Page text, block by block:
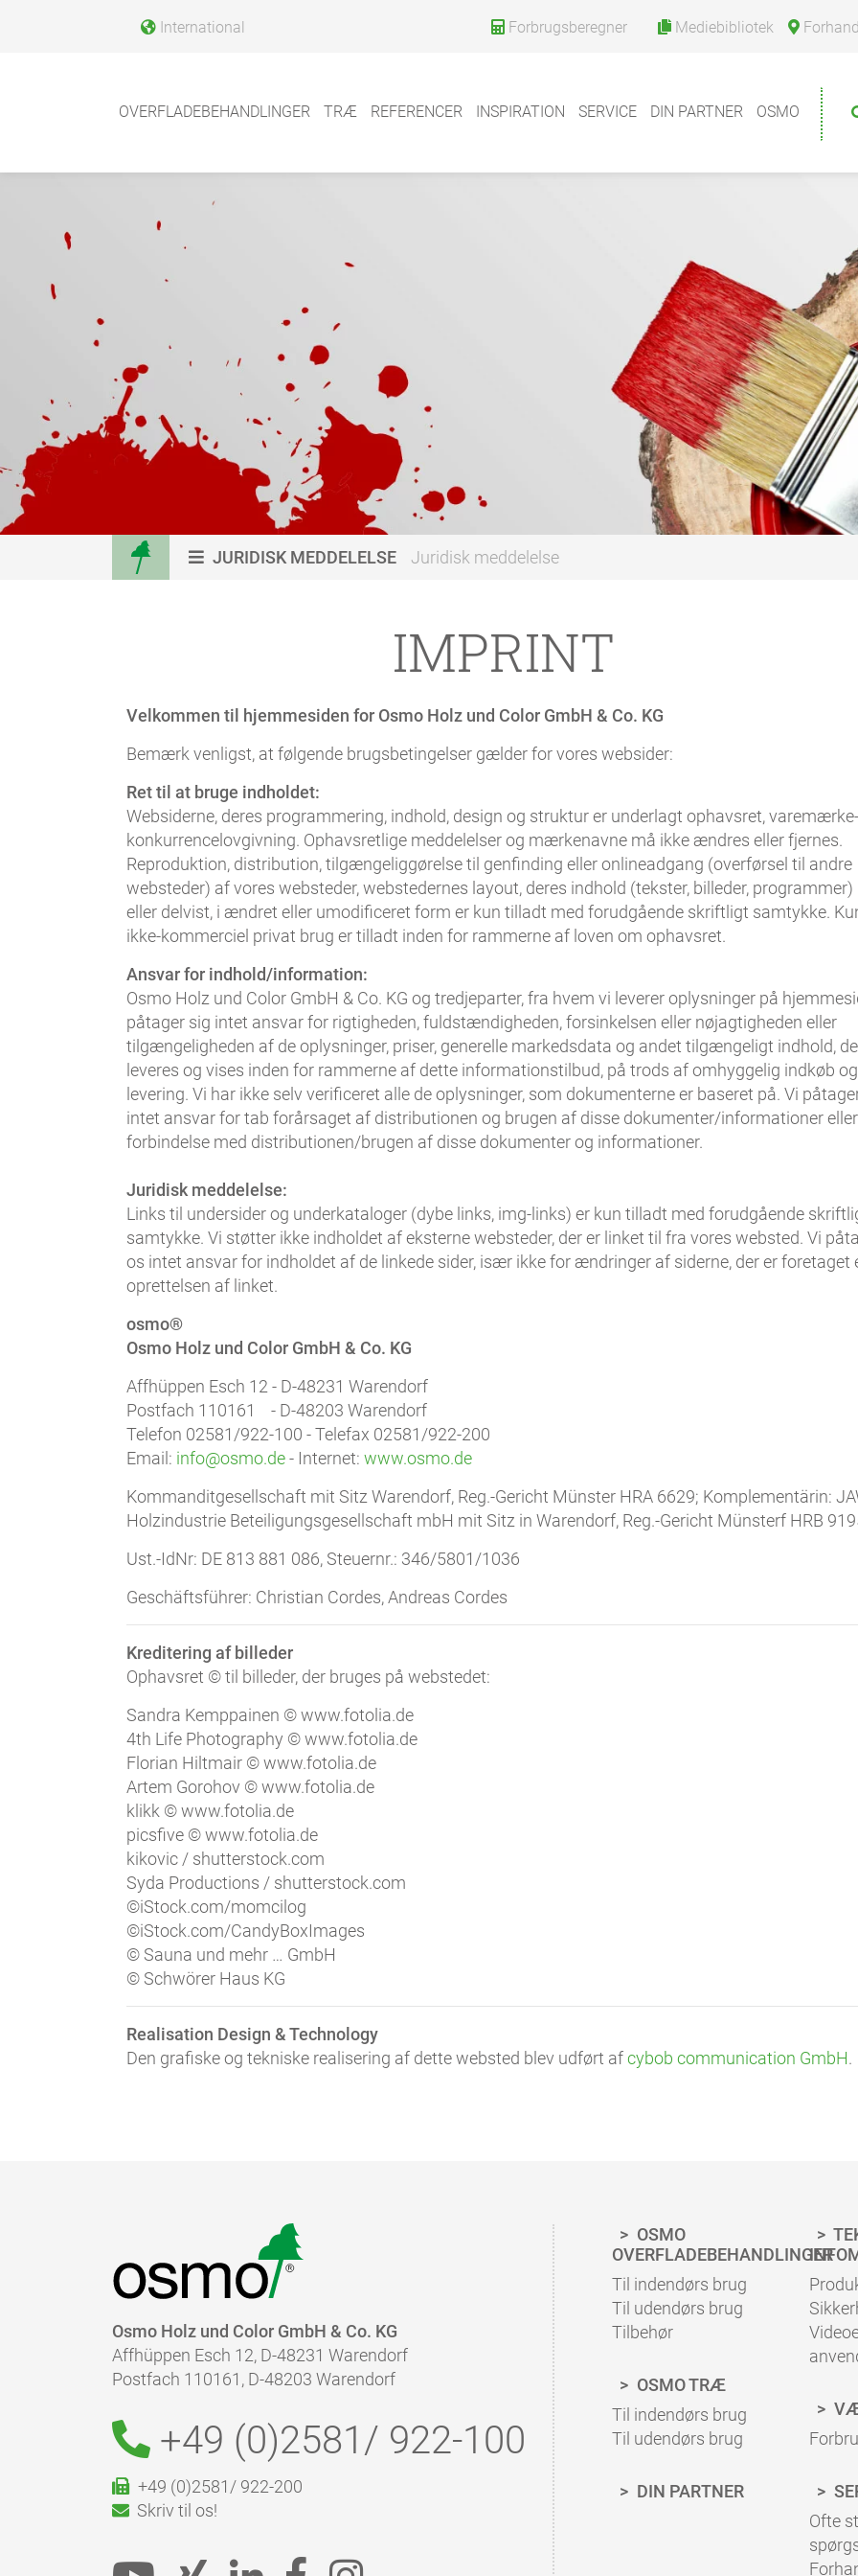
International Forbrugsberegner Mediebibliotek
OVERFLADEBEHANDLINGER TRÆ REFERENCER INSPIRATION SERVICE DIN PARTNER OSMO
JURIDISK MEDDELELSE Juridisk meddelelse
IMPRINT
Velkommen til hjemmesiden for Osmo Holz und Color GmbH & Co. KG
Bemærk venligst, at følgende brugsbetingelser gælder for vores websider:
Ret til at bruge indholdet:
Websiderne, deres programmering, indhold, design og struktur er underlagt ophavsret,
konkurrencelovgivning. Ophavsretlige meddelelser og mærkenavne må ikke ændres eller fjernes.
Reproduktion, distribution, tilgængeliggørelse til genfinding eller onlineadgang (overførsel til andre
websteder) af vores websteder, webstedernes layout, deres indhold (tekster, billeder, programmer)
eller delvist, i ændret eller umodificeret form er kun tilladt med forudgående skriftligt samtykke.
ikke-kommerciel privat brug er tilladt inden for rammerne af loven om ophavsret.
Ansvar for indhold/information:
Osmo Holz und Color GmbH & Co. KG og tredjeparter, fra hvem vi leverer oplysninger på
påtager sig intet ansvar for rigtigheden, fuldstændigheden, forsinkelsen eller nøjagtigheden eller
tilgængeligheden af de oplysninger, priser, generelle markedsdata og andet tilgængeligt indhold,
leveres og vises inden for rammerne af dette informationstilbud, på trods af omhyggelig indkøb og
levering. Vi har ikke selv verificeret alle de oplysninger, som dokumenterne er baseret på. Vi
intet ansvar for tab forårsaget af distributionen og brugen af disse dokumenter/informationer
forbindelse med distributionen/brugen af disse dokumenter og informationer.
Juridisk meddelelse:
Links til undersider og underkataloger (dybe links, img-links) er kun tilladt med forudgående
samtykke. Vi støtter ikke indholdet af eksterne websteder, der er linket til fra vores websted. Vi
os intet ansvar for indholdet af de linkede sider, især ikke for ændringer af siderne, der er foretaget
oprettelsen af linket.
osmo®
Osmo Holz und Color GmbH & Co. KG
Affhüppen Esch 12 - D-48231 Warendorf
Postfach 110161 - D-48203 Warendorf
Telefon 02581/922-100 - Telefax 02581/922-200
Email: info@osmo.de- Internet: www.osmo.de
Kommanditgesellschaft mit Sitz Warendorf, Reg.-Gericht Münster HRA 6629; Komplementärin:
Holzindustrie Beteiligungsgesellschaft mbH mit Sitz in Warendorf, Reg.-Gericht Münsterf HRB
Ust.-IdNr: DE 813 881 086, Steuernr.: 346/5801/1036
Geschäftsführer: Christian Cordes, Andreas Cordes
Kreditering af billeder
Ophavsret © til billeder, der bruges på webstedet:
Sandra Kemppainen © www.fotolia.de
4th Life Photography © www.fotolia.de
Florian Hiltmair © www.fotolia.de
Artem Gorohov © www.fotolia.de
klikk © www.fotolia.de
picsfive © www.fotolia.de
kikovic / shutterstock.com
Syda Productions / shutterstock.com
©iStock.com/momcilog
©iStock.com/CandyBoxImages
© Sauna und mehr … GmbH
© Schwörer Haus KG
Realisation Design & Technology
Den grafiske og tekniske realisering af dette websted blev udført afcybob communication GmbH.
Osmo Holz und Color GmbH & Co. KG
Affhüppen Esch 12, D-48231 Warendorf
Postfach 110161, D-48203 Warendorf
+49 (0)2581/ 922-100
+49 (0)2581/ 922-200
Skriv til os!
OSMO
OVERFLADEBEHANDLINGER
Til indendørs brug
Til udendørs brug
Tilbehør
OSMO TRÆ
Til indendørs brug
Til udendørs brug
DIN PARTNER
Ofte